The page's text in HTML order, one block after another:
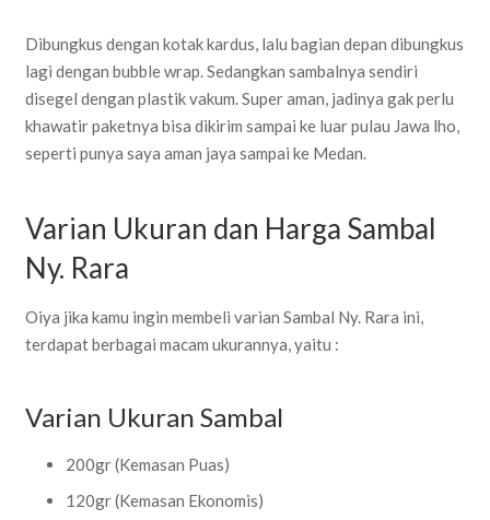
Dibungkus dengan kotak kardus, lalu bagian depan dibungkus
lagi dengan bubble wrap. Sedangkan sambalnya sendiri
disegel dengan plastik vakum. Super aman, jadinya gak perlu
khawatir paketnya bisa dikirim sampai ke luar pulau Jawa lho,
seperti punya saya aman jaya sampai ke Medan.
Varian Ukuran dan Harga Sambal
Ny. Rara
Oiya jika kamu ingin membeli varian Sambal Ny. Rara ini,
terdapat berbagai macam ukurannya, yaitu :
Varian Ukuran Sambal
200gr (Kemasan Puas)
120gr (Kemasan Ekonomis)